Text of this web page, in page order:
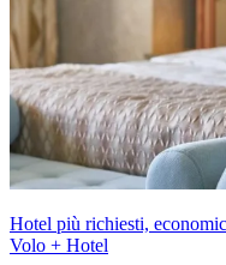
Hotel più richiesti,
Volo + Hotel